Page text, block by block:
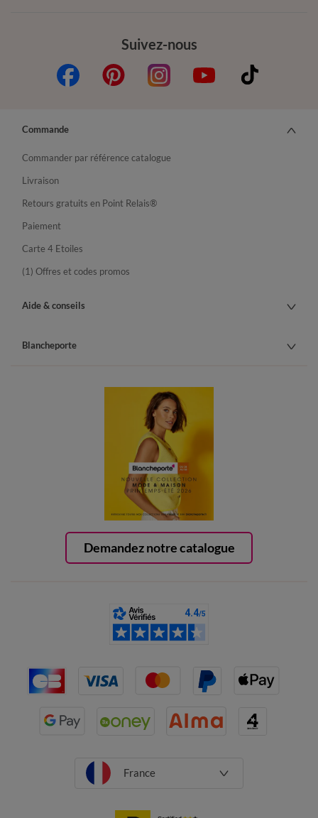
Suivez-nous
Demandez notre catalogue
Commande
Commander par référence catalogue
Livraison
Retours gratuits en Point Relais®
Paiement
Carte 4 Etoiles
(1) Offres et codes promos
Aide & conseils
Blancheporte
France